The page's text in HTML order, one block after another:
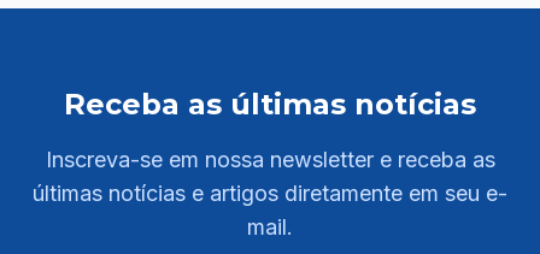
Receba as últimas notícias
Inscreva-se em nossa newsletter e receba as
últimas notícias e artigos diretamente em seu e-
mail.